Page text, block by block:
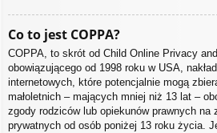
Co to jest COPPA?
COPPA, to skrót od Child Online Privacy
obowiązującego od 1998 roku w USA,
internetowych, które potencjalnie mogą
małoletnich – mających mniej niż 13 lat –
zgody rodziców lub opiekunów prawnych na
prywatnych od osób poniżej 13 roku życia.